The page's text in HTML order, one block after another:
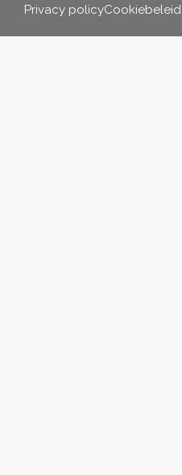
Privacy policyCookiebeleid